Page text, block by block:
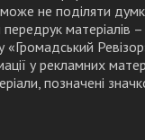
не поділяти
передрук матеріалів
у рекламних
позначені